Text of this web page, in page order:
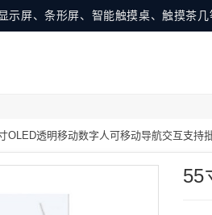
示屏、条形屏、智能触摸桌、触摸茶
OLED透明移动数字人可移动导航交互支持
55